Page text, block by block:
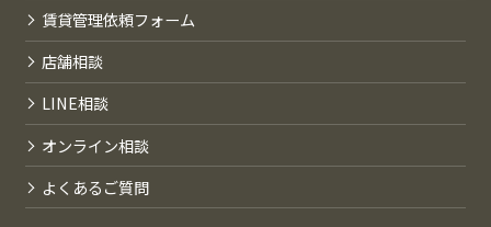
賃貸管理依頼フォーム
店舗相談
LINE相談
オンライン相談
よくあるご質問